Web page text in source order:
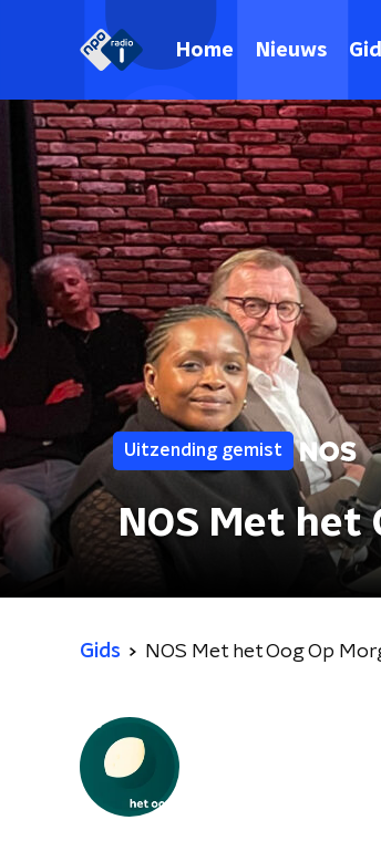
Home Nieuws
Uitzending gemist
NOS Met het
Gids NOS Met het Oog Op